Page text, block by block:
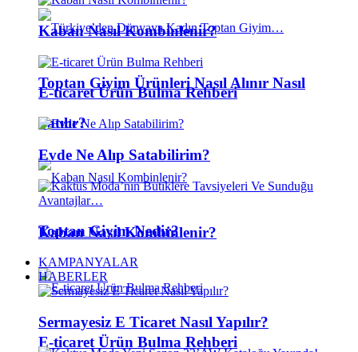
Toptan Giyim Ürünleri Nasıl Alınır Nasıl
Satılır?
Kaban Nasıl Kombinlenir?
E-ticaret Ürün Bulma Rehberi
Kaban Nasıl Kombinlenir?
E-ticaret Ürün Bulma Rehberi
Evde Ne Alıp Satabilirim?
Toptan Giyim Nedir?
KAMPANYALAR
HABERLER
Sermayesiz E Ticaret Nasıl Yapılır?